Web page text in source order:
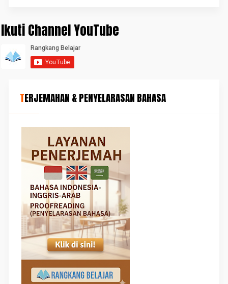
Ikuti Channel YouTube
TERJEMAHAN & PENYELARASAN BAHASA